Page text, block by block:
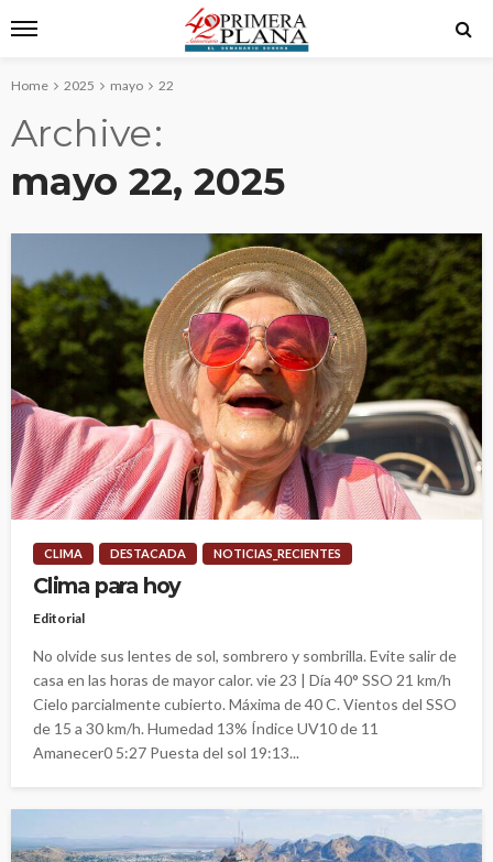
Home 2025 mayo 22
Archive
mayo 22, 2025
CLIMA DESTACADA NOTICIAS_RECIENTES
Clima para hoy
Editorial
No olvide sus lentes de sol, sombrero y sombrilla. Evite salir de
casa en las horas de mayor calor. vie 23 | Día 40° SSO 21 km/h
Cielo parcialmente cubierto. Máxima de 40 C. Vientos del SSO
de 15 a 30 km/h. Humedad 13% Índice UV10 de 11
Amanecer0 5:27 Puesta del sol 19:13...